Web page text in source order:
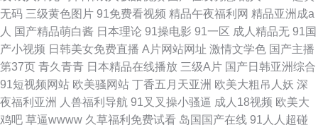
无码 三级黄色图片 91免费看视频 精品午夜福利网 精品亚洲成a
人 国产精品萌白酱 日本理论 91操电影 91一区 成人精品无 91国
产小视频 日韩美女免费直播 A片网站网址 激情文学色 国产主播
第37页 青久青青 日本精品在线播放 三级A片 国产日韩亚洲综合
91短视频网站 欧美骚网站 丁香五月天亚洲 欧美大粗吊人妖 深
夜福利亚洲
人兽福利导航 91叉叉操小骚逼 成人18视频 欧美大
鸡吧 草逼wwww 久草福利免费试看 岛国国产在线 91人人超碰